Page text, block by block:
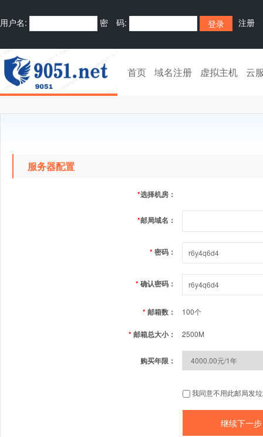
用户名: 密 码: 注册
首页 域名注册 虚拟主机 云
服务器配置
*选择机房：
*邮局域名：
*密码：
*确认密码：
*邮箱数： 100个
*邮箱总大小： 2500M
购买年限：
我同意不用此邮局发